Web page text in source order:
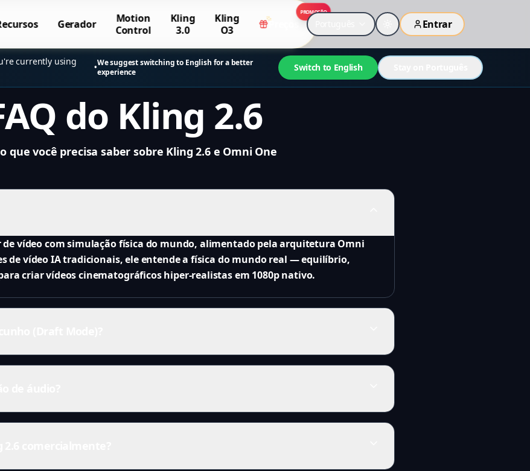
Gerador
Motion
Control
Kling
3.0
Kling
O3
Preços
PROMOÇÃO
Entrar
currently using
•We suggest switching to English for a better
experience
Switch to English
do Kling 2.6
que você precisa saber sobre Kling 2.6 e Omni One
vídeo com simulação física do mundo, alimentado pela arquitetura Omni
de vídeo IA tradicionais, ele entende a física do mundo real — equilíbrio,
criar vídeos cinematográficos hiper-realistas em 1080p nativo.